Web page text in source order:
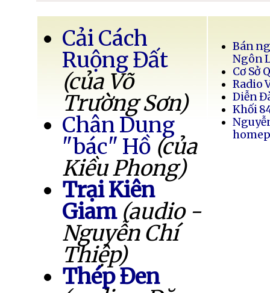
Cải Cách
Ruộng Đất
(của Võ
Trường Sơn)
Chân Dung
"bác" Hồ (của
Kiều Phong)
Trại Kiên
Giam (audio -
Nguyễn Chí
Thiệp)
Thép Đen
Bán
Ngôn
Cơ Sở
Radio
Diễn
Khối